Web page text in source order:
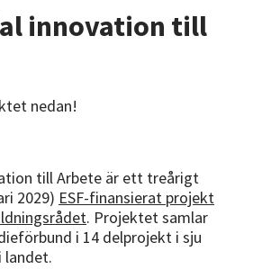
innovation till
nedan!
till Arbete är ett treårigt
2029) ESF-finansierat projekt
. Projektet samlar
i 14 delprojekt i sju
landet.